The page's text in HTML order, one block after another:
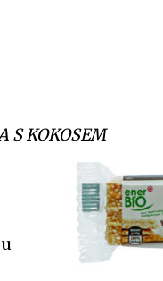
S KOKOSEM